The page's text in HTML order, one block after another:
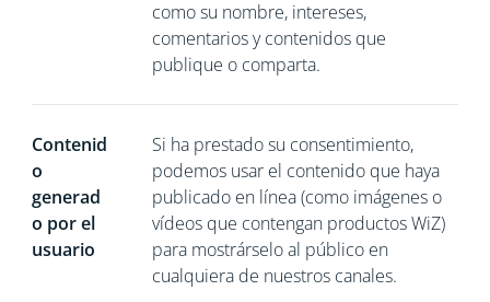
como su nombre, intereses,
comentarios y contenidos que
publique o comparta.
Contenid
o
generad
o por el
usuario
Si ha prestado su consentimiento,
podemos usar el contenido que haya
publicado en línea (como imágenes o
vídeos que contengan productos WiZ)
para mostrárselo al público en
cualquiera de nuestros canales.